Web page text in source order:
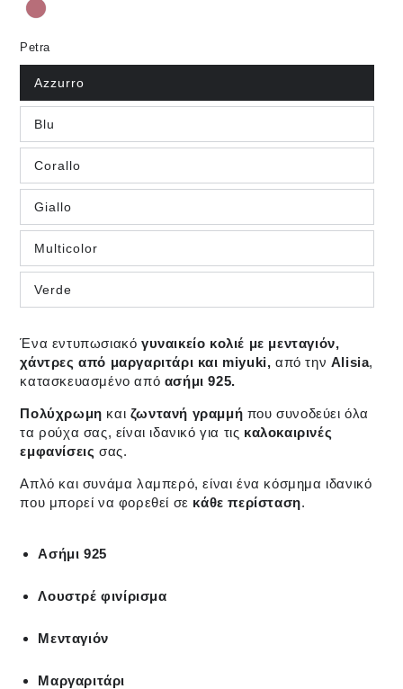
Petra
Azzurro
Blu
Corallo
Giallo
Multicolor
Verde
Ένα εντυπωσιακό γυναικείο κολιέ με μενταγιόν,
χάντρες από μαργαριτάρι και miyuki, από την Alisia,
κατασκευασμένο από ασήμι 925.
Πολύχρωμη και ζωντανή γραμμή που συνοδεύει όλα
τα ρούχα σας, είναι ιδανικό για τις καλοκαιρινές
εμφανίσεις σας.
Απλό και συνάμα λαμπερό, είναι ένα κόσμημα ιδανικό
που μπορεί να φορεθεί σε κάθε περίσταση.
Ασήμι 925
Λουστρέ φινίρισμα
Μενταγιόν
Μαργαριτάρι